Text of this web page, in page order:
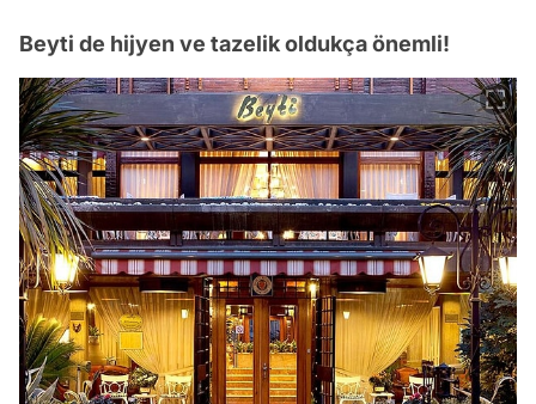
Beyti de hijyen ve tazelik oldukça önemli!